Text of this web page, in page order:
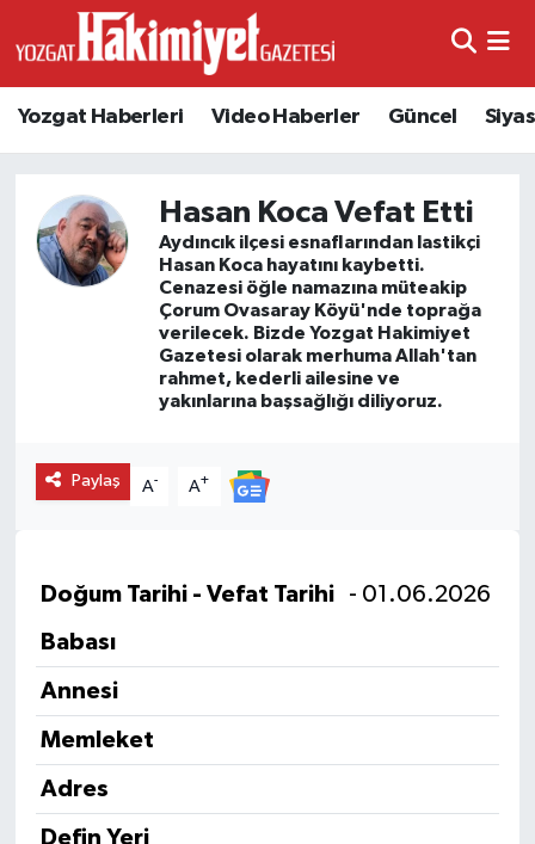
Yozgat Haberleri Video Haberler Güncel
Hasan Koca Vefat Etti
Aydıncık ilçesi esnaflarından lastikçi
Hasan Koca hayatını kaybetti.
Cenazesi öğle namazına müteakip
Çorum Ovasaray Köyü'nde toprağa
verilecek. Bizde Yozgat Hakimiyet
Gazetesi olarak merhuma Allah'tan
rahmet, kederli ailesine ve
yakınlarına başsağlığı diliyoruz.
Paylaş A- A+
Doğum Tarihi - Vefat Tarihi
- 01.06.2026
Babası
Annesi
Memleket
Adres
Defin Yeri